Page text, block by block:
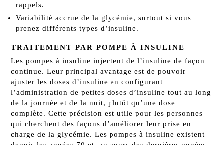
rappels.
Variabilité accrue de la glycémie, surtout si vous
prenez différents types d’insuline.
TRAITEMENT PAR POMPE À INSULINE
Les pompes à insuline injectent de l’insuline de façon
continue. Leur principal avantage est de pouvoir
ajuster les doses d’insuline en configurant
l’administration de petites doses d’insuline tout au long
de la journée et de la nuit, plutôt qu’une dose
complète. Cette précision est utile pour les personnes
qui cherchent des façons d’améliorer leur prise en
charge de la glycémie. Les pompes à insuline existent